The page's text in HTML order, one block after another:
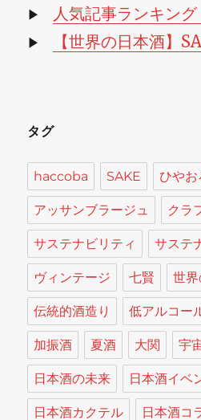
ブ
▶ 人気記事ランキン
▶ 【世界の日本酒】
タグ
haccoba SAKE ひやお
アッサンブラージュ クラ
サステナビリティ サステ
ヴィンテージ 七賢 世
伝統的酒造り 低アルコー
加振酒 夏酒 大関 宇
日本酒の未来 日本酒イベ
日本酒カクテル 日本酒コ